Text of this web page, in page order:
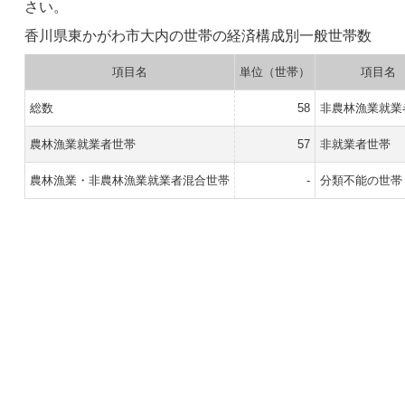
さい。
香川県東かがわ市大内の世帯の経済構成別一般世帯数
項目名 単位（世帯） 項目名
総数 58 非農林漁業就業
農林漁業就業者世帯 57 非就業者世帯
農林漁業・非農林漁業就業者混合世帯 - 分類不能の世帯